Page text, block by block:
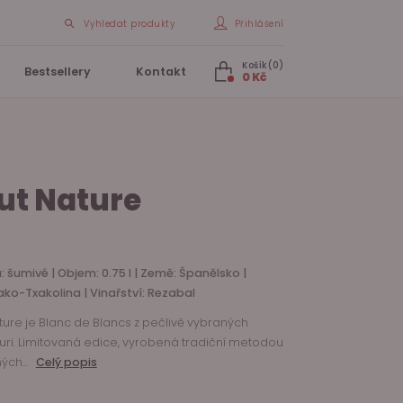
Vyhledat produkty Přihlášení
Bestsellery Kontakt Košík(0)
0 Kč
Nature
| Objem: 0.75 l | Země: Španělsko |
Txakolina | Vinařství: Rezabal
je Blanc de Blancs z pečlivě vybraných
Limitovaná edice, vyrobená tradiční metodou
Celý popis